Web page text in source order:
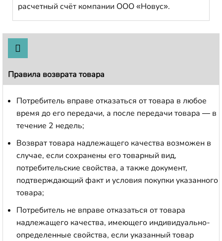
расчетный счёт компании ООО «Новус».
Правила возврата товара
Потребитель вправе отказаться от товара в любое
время до его передачи, а после передачи товара — в
течение 2 недель;
Возврат товара надлежащего качества возможен в
случае, если сохранены его товарный вид,
потребительские свойства, а также документ,
подтверждающий факт и условия покупки указанного
товара;
Потребитель не вправе отказаться от товара
надлежащего качества, имеющего индивидуально-
определенные свойства, если указанный товар